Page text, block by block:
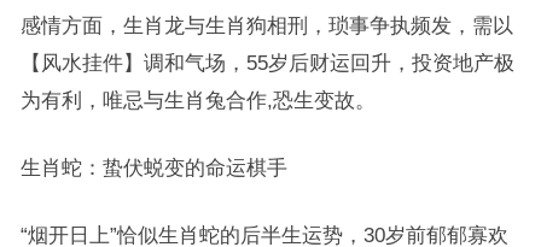
感情方面，生肖龙与生肖狗相刑，琐事争执频发，需以
【风水挂件】调和气场，55岁后财运回升，投资地产极
为有利，唯忌与生肖兔合作,恐生变故。
生肖蛇：蛰伏蜕变的命运棋手
“烟开日上”恰似生肖蛇的后半生运势，30岁前郁郁寡欢